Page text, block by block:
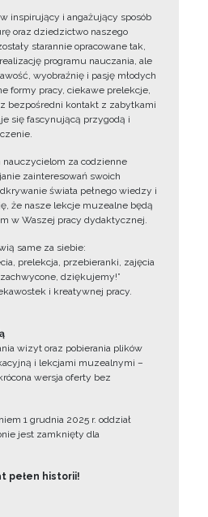
w inspirujący i angażujący sposób
oraz dziedzictwo naszego
starannie opracowane tak,
programu nauczania, ale
wyobraźnię i pasję młodych
formy pracy, ciekawe prelekcje,
bezpośredni kontakt z zabytkami
się fascynującą przygodą i
za codzienne
zainteresowań swoich
świata pełnego wiedzy i
że nasze lekcje muzealne będą
w Waszej pracy dydaktycznej.
same za siebie:
prelekcja, przebieranki, zajęcia
dziękujemy!”
i kreatywnej pracy.
wizyt oraz pobierania plików
i lekcjami muzealnymi –
wersja oferty bez
1 grudnia 2025 r. oddział
jest zamknięty dla
pełen historii!